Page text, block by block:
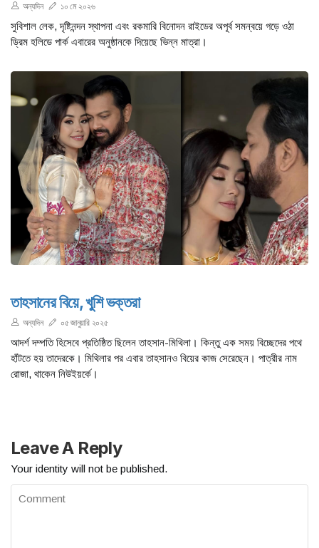
অন্যদিন ১০ মে ২০২৬
সুবিশাল লেক, দৃষ্টিনন্দন স্থাপনা এবং রকমারি বিনোদন রাইডের অপূর্ব সমন্বয়ে গড়ে ওঠা
ড্রিম হলিডে পার্ক এবারের অনুষ্ঠানকে দিয়েছে ভিন্ন মাত্রা।
তাহসানের বিয়ে, খুশি ভক্তরা
অন্যদিন ০৫ জানুয়ারি ২০২৫
আদর্শ দম্পতি হিসেবে প্রতিষ্ঠিত ছিলেন তাহসান-মিথিলা। কিন্তু এক সময় বিচ্ছেদের পথে
হাঁটতে হয় তাদেরকে। মিথিলার পর এবার তাহসানও বিয়ের কাজ সেরেছেন। পাত্রীর নাম
রোজা, থাকেন নিউইয়র্কে।
Leave A Reply
Your identity will not be published.